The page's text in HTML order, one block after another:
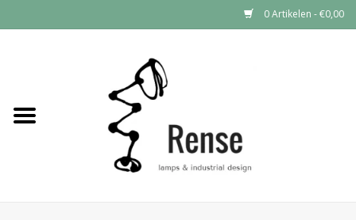
0 Artikelen - €0,00
Industrial lamps